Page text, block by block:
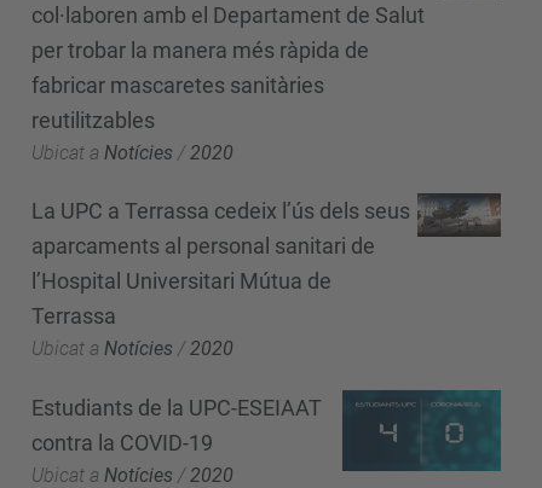
col·laboren amb el Departament de Salut
per trobar la manera més ràpida de
fabricar mascaretes sanitàries
reutilitzables
Ubicat a Notícies / 2020
La UPC a Terrassa cedeix l’ús dels seus
aparcaments al personal sanitari de
l’Hospital Universitari Mútua de
Terrassa
Ubicat a Notícies /2020
Estudiants de la UPC-ESEIAAT
contra la COVID-19
Ubicat a Notícies / 2020